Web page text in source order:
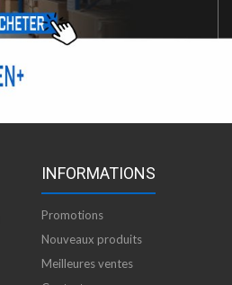
INFORMATIONS
Promotions
Nouveaux produits
Meilleures ventes